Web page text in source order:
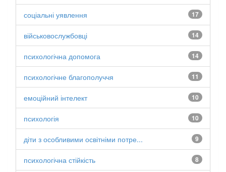
17
соціальні уявлення
14
військовослужбовці
14
психологічна допомога
11
психологічне благополуччя
10
емоційний інтелект
10
психологія
9
діти з особливими освітніми потре...
8
психологічна стійкість